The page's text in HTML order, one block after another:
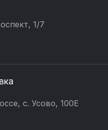
1/7
с. Усово, 100Е